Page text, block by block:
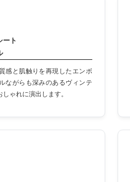
ート
感と肌触りを再現したエンボ
ながらも深みのあるヴィンテ
ゃれに演出します。